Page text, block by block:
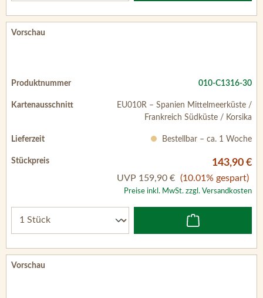
010-C1316-30
EU010R – Spanien Mittelmeerküste /
Frankreich Südküste / Korsika
Bestellbar – ca. 1 Woche
143,90 €
UVP 159,90 € (10.01% gespart)
Preise inkl. MwSt. zzgl. Versandkosten